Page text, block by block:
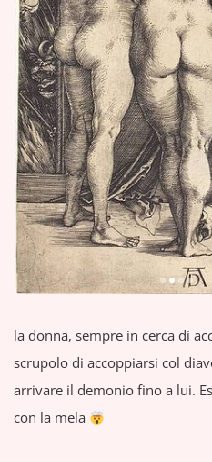
la donna, sempre in cerca di
scrupolo di accoppiarsi col
arrivare il demonio fino a lui.
con la mela